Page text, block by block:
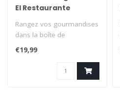
El Restaurante
Rangez vos gourmandises
dans la boîte de
rangement Kitsch Kitchen -
El Restaura..
€19,99